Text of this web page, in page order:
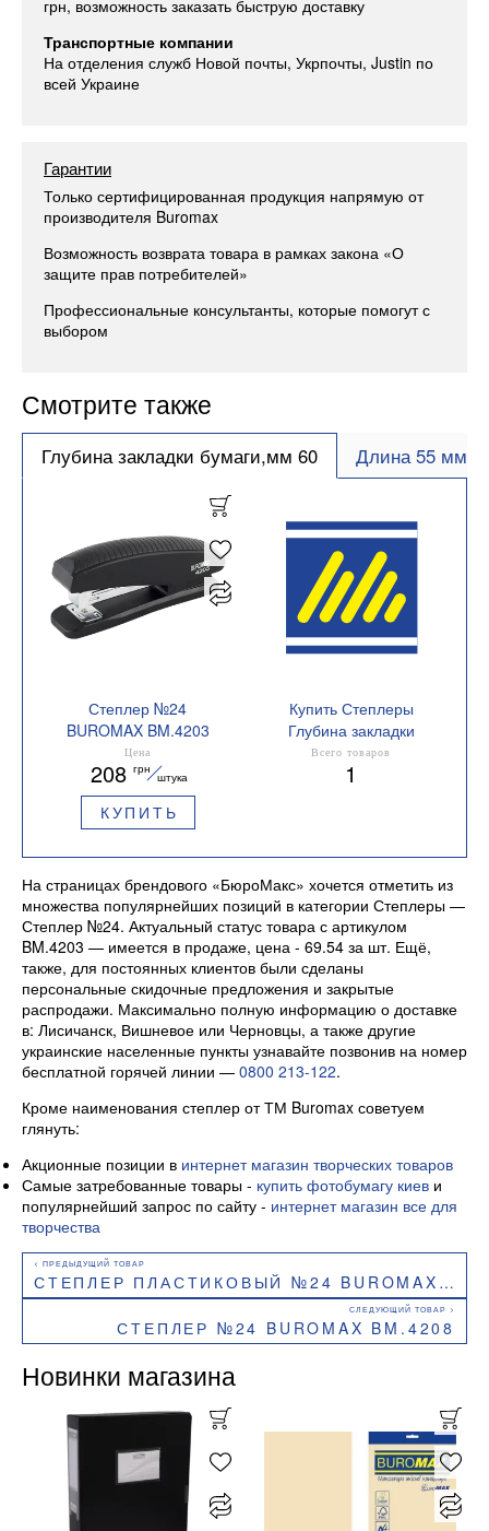
грн, возможность заказать быструю доставку
Транспортные компании
На отделения служб Новой почты, Укрпочты, Justin по
всей Украине
Гарантии
Только сертифицированная продукция напрямую от
производителя Buromax
Возможность возврата товара в рамках закона «О
защите прав потребителей»
Профессиональные консультанты, которые помогут с
выбором
Смотрите также
Глубина закладки бумаги,мм 60 Длина 55 мм
Степлер №24
BUROMAX BM.4203
Цена
208 грн
штука
КУПИТЬ
Купить Степлеры
Глубина закладки
бумаги,мм 60
Всего товаров
1
На страницах брендового «БюроМакс» хочется отметить из
множества популярнейших позиций в категории Степлеры —
Степлер №24. Актуальный статус товара с артикулом
BM.4203 — имеется в продаже, цена - 69.54 за шт. Ещё,
также, для постоянных клиентов были сделаны
персональные скидочные предложения и закрытые
распродажи. Максимально полную информацию о доставке
в: Лисичанск, Вишневое или Черновцы, а также другие
украинские населенные пункты узнавайте позвонив на номер
бесплатной горячей линии — 0800 213-122.
Кроме наименования степлер от ТМ Buromax советуем
глянуть:
Акционные позиции в интернет магазин творческих товаров
Самые затребованные товары - купить фотобумагу киев и
популярнейший запрос по сайту - интернет магазин все для
творчества
СТЕПЛЕР ПЛАСТИКОВЫЙ №24 BUROMAX BM.4201
СТЕПЛЕР №24 BUROMAX BM.4208
Новинки магазина